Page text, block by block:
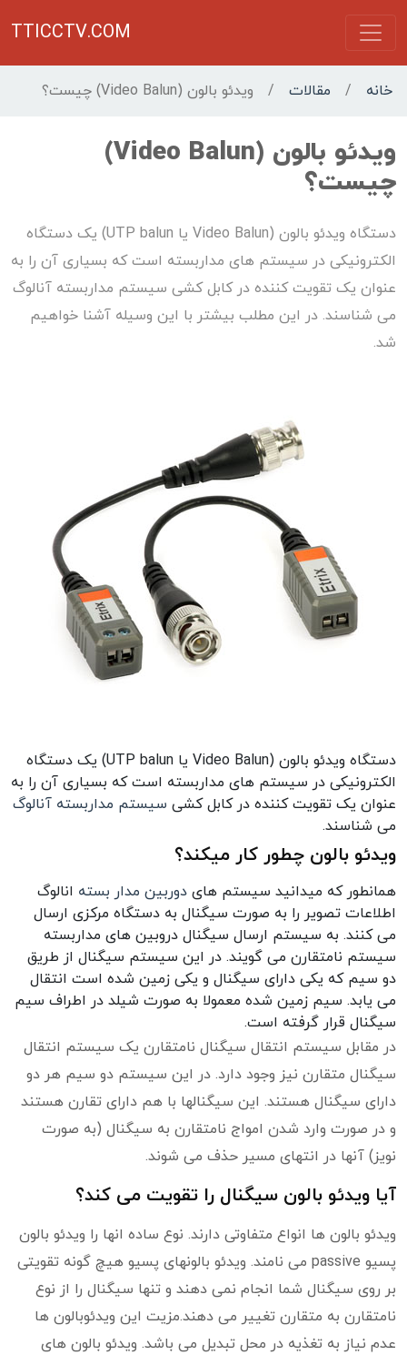
TTICCTV.COM
خانه / مقالات / ویدئو بالون (Video Balun) چیست؟
ویدئو بالون (Video Balun)
چیست؟
دستگاه ویدئو بالون (Video Balun یا UTP balun) یک دستگاه
الکترونیکی در سیستم های مداربسته است که بسیاری آن را به
عنوان یک تقویت کننده در کابل کشی سیستم مداربسته آنالوگ
می شناسند. در این مطلب بیشتر با این وسیله آشنا خواهیم
شد.
دستگاه ویدئو بالون (Video Balun یا UTP balun) یک دستگاه
الکترونیکی در سیستم های مداربسته است که بسیاری آن را به
عنوان یک تقویت کننده در کابل کشی سیستم مداربسته آنالوگ
می شناسند.
ویدئو بالون چطور کار میکند؟
همانطور که میدانید سیستم های دوربین مدار بسته انالوگ
اطلاعات تصویر را به صورت سیگنال به دستگاه مرکزی ارسال
می کنند. به سیستم ارسال سیگنال دروبین های مداربسته
سیستم نامتقارن می گویند. در این سیستم سیگنال از طریق
دو سیم که یکی دارای سیگنال و یکی زمین شده است انتقال
می یابد. سیم زمین شده معمولا به صورت شیلد در اطراف سیم
سیگنال قرار گرفته است.
در مقابل سیستم انتقال سیگنال نامتقارن یک سیستم انتقال
سیگنال متقارن نیز وجود دارد. در این سیستم دو سیم هر دو
دارای سیگنال هستند. این سیگنالها با هم دارای تقارن هستند
و در صورت وارد شدن امواج نامتقارن به سیگنال (به صورت
نویز) آنها در انتهای مسیر حذف می شوند.
آیا ویدئو بالون سیگنال را تقویت می کند؟
ویدئو بالون ها انواع متفاوتی دارند. نوع ساده انها را ویدئو بالون
پسیو passive می نامند. ویدئو بالونهای پسیو هیچ گونه تقویتی
بر روی سیگنال شما انجام نمی دهند و تنها سیگنال را از نوع
نامتقارن به متقارن تغییر می دهند.مزیت این ویدئوبالون ها
عدم نیاز به تغذیه در محل تبدیل می باشد. ویدئو بالون های